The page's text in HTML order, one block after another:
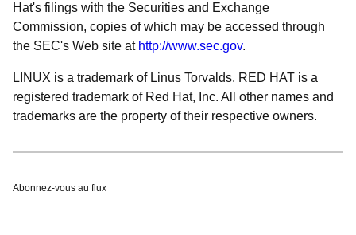
Hat's filings with the Securities and Exchange
Commission, copies of which may be accessed through
the SEC's Web site at http://www.sec.gov.
LINUX is a trademark of Linus Torvalds. RED HAT is a
registered trademark of Red Hat, Inc. All other names and
trademarks are the property of their respective owners.
Abonnez-vous au flux